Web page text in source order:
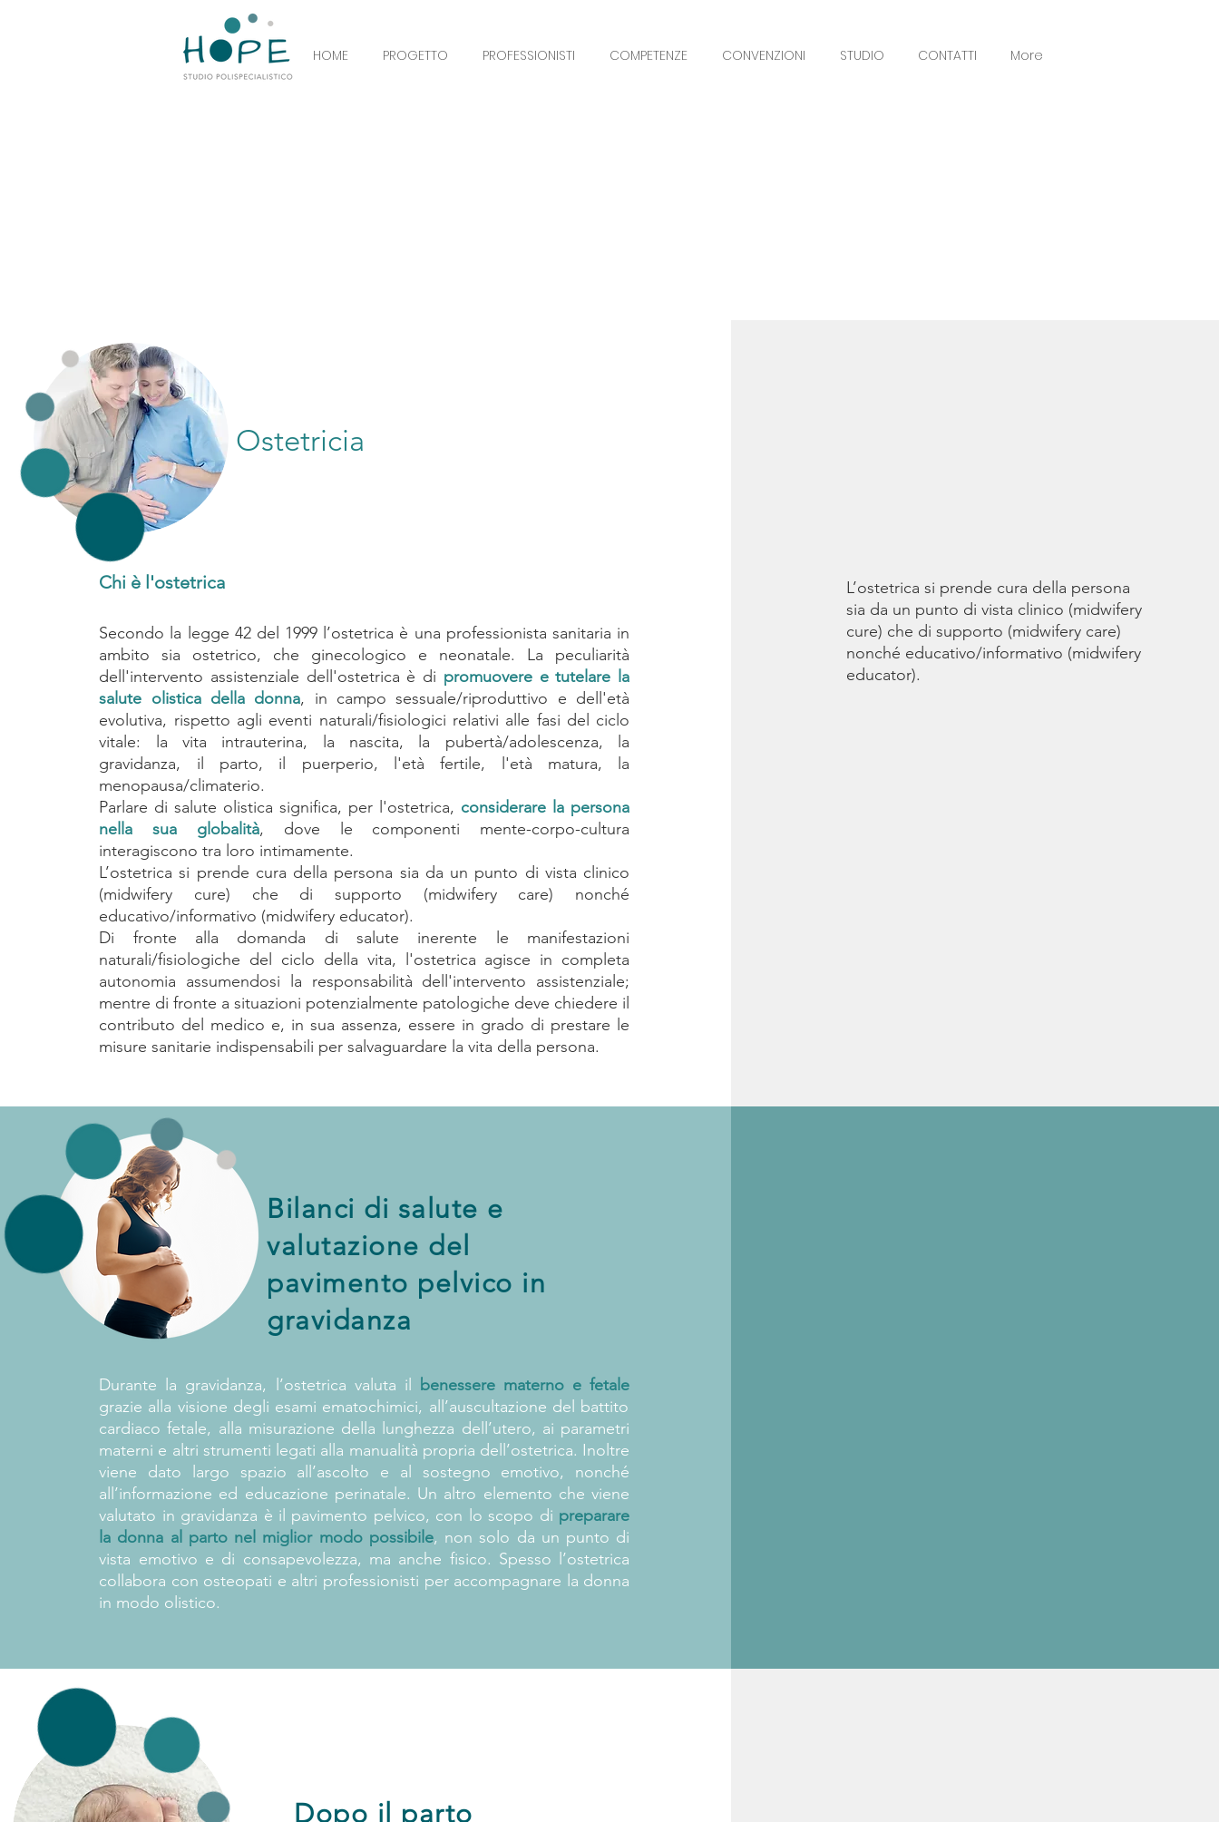
HOME PROGETTO PROFESSIONISTI COMPETENZE CONVENZIONI STUDIO CONTATTI More
Ostetricia
Chi è l'ostetrica
Secondo la legge 42 del 1999 l’ostetrica è una professionista sanitaria in
ambito sia ostetrico, che ginecologico e neonatale. La peculiarità
dell'intervento assistenziale dell'ostetrica è di promuovere e tutelare la
salute olistica della donna, in campo sessuale/riproduttivo e dell'età
evolutiva, rispetto agli eventi naturali/fisiologici relativi alle fasi del ciclo
vitale: la vita intrauterina, la nascita, la pubertà/adolescenza, la
gravidanza, il parto, il puerperio, l'età fertile, l'età matura, la
menopausa/climaterio.
Parlare di salute olistica significa, per l'ostetrica, considerare la persona
nella sua globalità, dove le componenti mente-corpo-cultura
interagiscono tra loro intimamente.
L’ostetrica si prende cura della persona sia da un punto di vista clinico
(midwifery cure) che di supporto (midwifery care) nonché
educativo/informativo (midwifery educator).
Di fronte alla domanda di salute inerente le manifestazioni
naturali/fisiologiche del ciclo della vita, l'ostetrica agisce in completa
autonomia assumendosi la responsabilità dell'intervento assistenziale;
mentre di fronte a situazioni potenzialmente patologiche deve chiedere il
contributo del medico e, in sua assenza, essere in grado di prestare le
misure sanitarie indispensabili per salvaguardare la vita della persona.
L’ostetrica si prende cura della persona
sia da un punto di vista clinico (midwifery
cure) che di supporto (midwifery care)
nonché educativo/informativo (midwifery
educator).
Bilanci di salute e
valutazione del
pavimento pelvico in
gravidanza
Durante la gravidanza, l’ostetrica valuta il benessere materno e fetale
grazie alla visione degli esami ematochimici, all’auscultazione del battito
cardiaco fetale, alla misurazione della lunghezza dell’utero, ai parametri
materni e altri strumenti legati alla manualità propria dell’ostetrica. Inoltre
viene dato largo spazio all’ascolto e al sostegno emotivo, nonché
all’informazione ed educazione perinatale. Un altro elemento che viene
valutato in gravidanza è il pavimento pelvico, con lo scopo di preparare
la donna al parto nel miglior modo possibile, non solo da un punto di
vista emotivo e di consapevolezza, ma anche fisico. Spesso l’ostetrica
collabora con osteopati e altri professionisti per accompagnare la donna
in modo olistico.
Dopo il parto